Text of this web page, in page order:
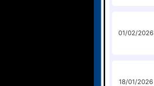
01/02/2026
18/01/2026